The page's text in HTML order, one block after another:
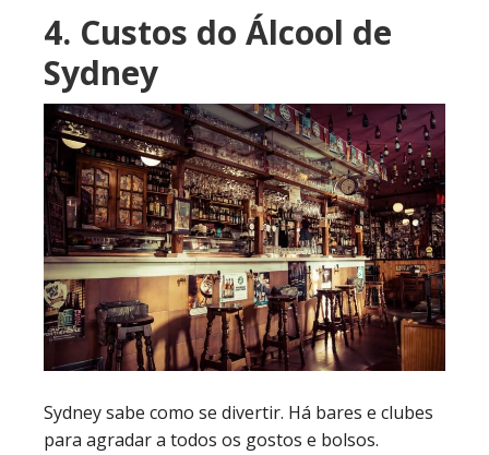
4. Custos do Álcool de
Sydney
Sydney sabe como se divertir. Há bares e clubes
para agradar a todos os gostos e bolsos.